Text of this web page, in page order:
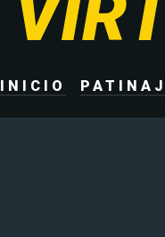
INICIO